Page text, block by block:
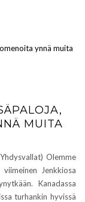
MUITA
Olemme
Jenkkiosa
Kanadassa
turhankin hyvissä